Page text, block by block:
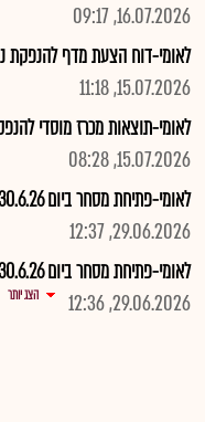
16.07.2026, 09:17
לאומי-דוח הצעת מדף להנפקת נע"מ סד' ,13
15.07.2026, 11:18
לאומי-תוצאות מכרז מוסדי
15.07.2026, 08:28
לאומי-פתיחת מסחר ביום 30.6.26-לאומי$2029בכ רמ
29.06.2026, 12:37
לאומי-פתיחת מסחר ביום 30.6.26-לאומי$2033בכ רמ
29.06.2026, 12:36
הצג יותר